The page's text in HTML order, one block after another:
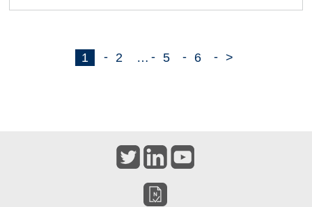
1 2 … 5 6 >